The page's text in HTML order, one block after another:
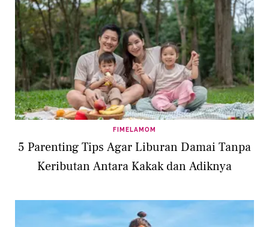
FIMELAMOM
5 Parenting Tips Agar Liburan Damai Tanpa
Keributan Antara Kakak dan Adiknya